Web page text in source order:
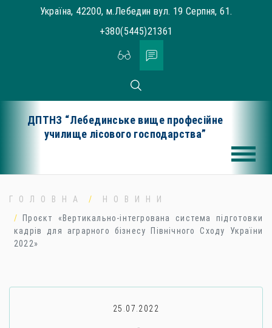
Україна, 42200, м.Лебедин вул. 19 Серпня, 61.
+380(5445)21361
ДПТНЗ “Лебединське вище професійне
училище лісового господарства”
ГОЛОВНА
НОВИНИ
Проєкт «Вертикально-інтегрована система підготовки
кадрів для аграрного бізнесу Північного Сходу України
2022»
25.07.2022